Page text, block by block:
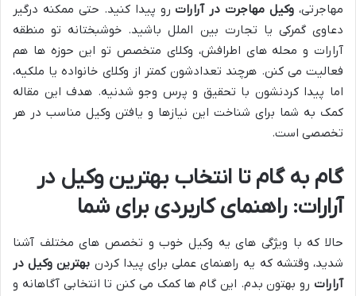
مهاجرتی، وکیل مهاجرت در آرارات رو پیدا کنید. حتی ممکنه درگیر
دعاوی گمرکی یا تجارت بین الملل باشید. خوشبختانه تو منطقه
آرارات و محله های اطرافش، وکلای متخصص تو این حوزه ها هم
فعالیت می کنن. هرچند تعدادشون کمتر از وکلای خانواده یا ملکیه،
اما پیدا کردنشون با تحقیق و پرس وجو شدنیه. هدف این مقاله
کمک به شما برای شناخت این نیازها و یافتن وکیل مناسب در هر
تخصصی است.
گام به گام تا انتخاب بهترین وکیل در
آرارات: راهنمای کاربردی برای شما
حالا که با ویژگی های یه وکیل خوب و تخصص های مختلف آشنا
شدید، وقتشه که یه راهنمای عملی برای پیدا کردن بهترین وکیل در
آرارات رو بهتون بدم. این گام ها کمک می کنن تا انتخابی آگاهانه و